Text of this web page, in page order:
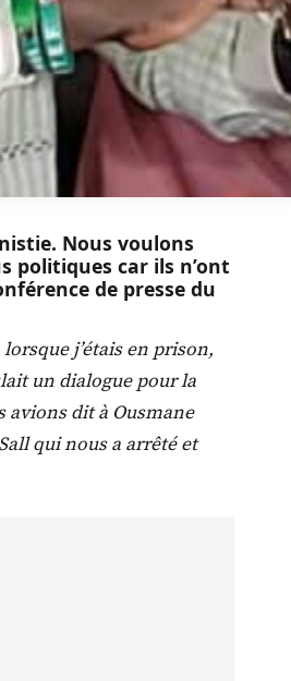
Nous voulons
politiques car ils n’ont
de presse du
lorsque j’étais en prison,
un dialogue pour la
dit à Ousmane
qui nous a arrêté et